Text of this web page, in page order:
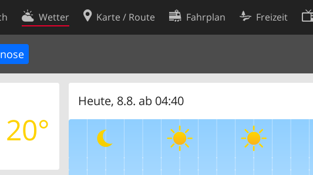
Wetter Karte / Route Fahrplan Freizeit
20°
Heute, 8.8. ab 04:40
Cookie-Einstellungen